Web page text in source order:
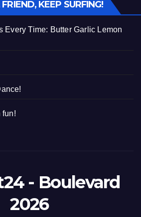
KEEP SURFING!
Every Time: Butter Garlic Lemon
fun!
- Boulevard
2026